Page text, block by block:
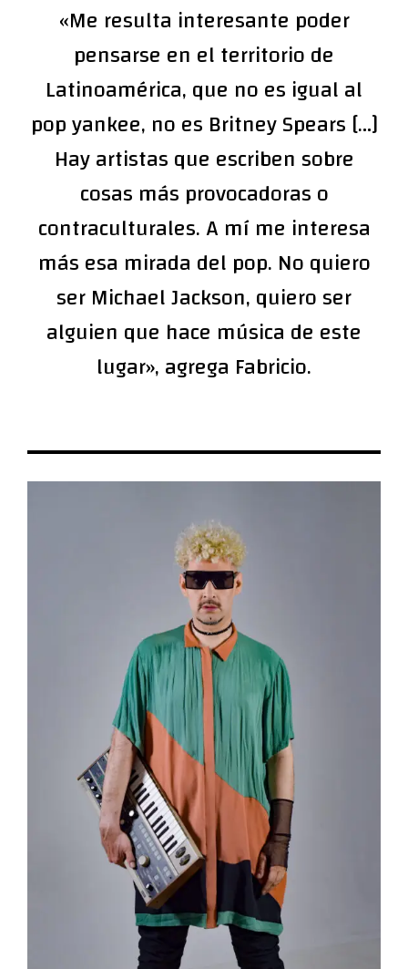
«Me resulta interesante poder
pensarse en el territorio de
Latinoamérica, que no es igual al
pop yankee, no es Britney Spears […]
Hay artistas que escriben sobre
cosas más provocadoras o
contraculturales. A mí me interesa
más esa mirada del pop. No quiero
ser Michael Jackson, quiero ser
alguien que hace música de este
lugar», agrega Fabricio.